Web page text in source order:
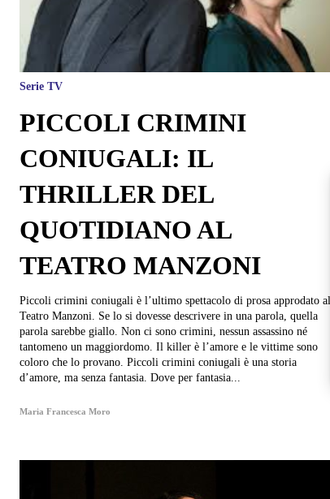
Serie TV
PICCOLI CRIMINI
CONIUGALI: IL
THRILLER DEL
QUOTIDIANO AL
TEATRO MANZONI
Piccoli crimini coniugali è l’ultimo spettacolo di prosa approdato al
Teatro Manzoni. Se lo si dovesse descrivere in una parola, quella
parola sarebbe giallo. Non ci sono crimini, nessun assassino né
tantomeno un maggiordomo. Il killer è l’amore e le vittime sono
coloro che lo provano. Piccoli crimini coniugali è una storia
d’amore, ma senza fantasia. Dove per fantasia...
Maria Francesca Moro